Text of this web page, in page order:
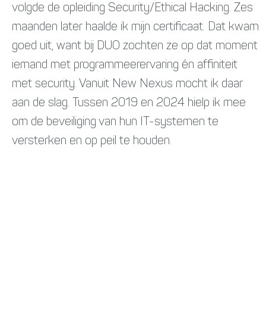
volgde de opleiding Security/Ethical Hacking. Zes
maanden later haalde ik mijn certificaat. Dat kwam
goed uit, want bij DUO zochten ze op dat moment
iemand met programmeerervaring én affiniteit
met security. Vanuit New Nexus mocht ik daar
aan de slag. Tussen 2019 en 2024 hielp ik mee
om de beveiliging van hun IT-systemen te
versterken en op peil te houden.